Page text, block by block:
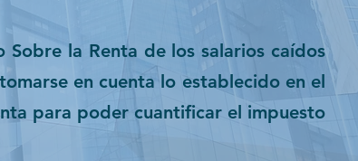
Sobre la Renta de los salarios caídos
en cuenta lo establecido en el
para poder cuantificar el impuesto